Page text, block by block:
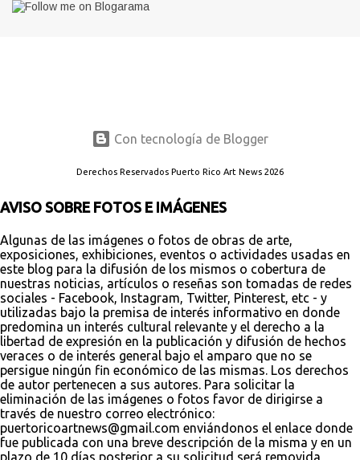
Con tecnología de Blogger
Derechos Reservados Puerto Rico Art News 2026
AVISO SOBRE FOTOS E IMÁGENES
Algunas de las imágenes o fotos de obras de arte,
exposiciones, exhibiciones, eventos o actividades usadas en
este blog para la difusión de los mismos o cobertura de
nuestras noticias, artículos o reseñas son tomadas de redes
sociales - Facebook, Instagram, Twitter, Pinterest, etc - y
utilizadas bajo la premisa de interés informativo en donde
predomina un interés cultural relevante y el derecho a la
libertad de expresión en la publicación y difusión de hechos
veraces o de interés general bajo el amparo que no se
persigue ningún fin económico de las mismas. Los derechos
de autor pertenecen a sus autores. Para solicitar la
eliminación de las imágenes o fotos favor de dirigirse a
través de nuestro correo electrónico:
puertoricoartnews@gmail.com enviándonos el enlace donde
fue publicada con una breve descripción de la misma y en un
plazo de 10 días posterior a su solicitud será removida,